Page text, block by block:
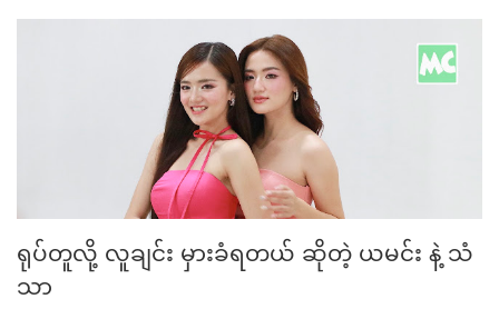
ရုပ်တူလို့ လူချင်း မှားခံရတယ် ဆိုတဲ့ ယမင်း နဲ့ သံ
သာ